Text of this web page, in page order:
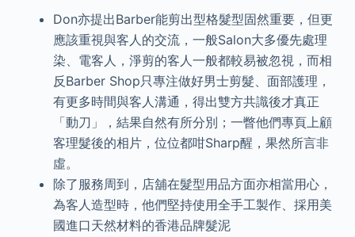
Don亦提出Barber能剪出型格髮型固然重要，但更
應該重視與客人的交流，一般Salon大多優先處理
染、電客人，淨剪的客人一般都較易被忽視，而相
反Barber Shop只專注做好男士剪髮、面部護理，
有更多時間與客人溝通，得出雙方共識後才真正
「動刀」，結果自然有所分別；一瞥他們專頁上顧
客理髮後的相片，位位都咁Sharp醒，果然所言非
虛。
除了服務周到，店舖在髮型用品方面亦相當用心，
為客人造型時，他們堅持使用全手工製作、採用美
國進口天然材料的香港品牌髮泥